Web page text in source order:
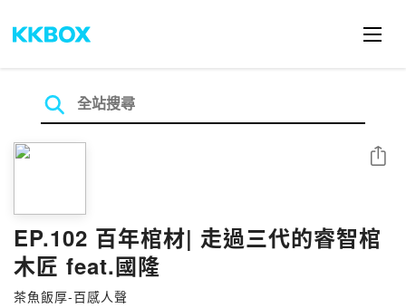
EP.102 百年棺材| 走過三代的睿智棺
木匠 feat.國隆
茶魚飯厚-百感人聲
分享